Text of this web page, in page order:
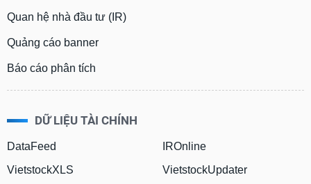
Quan hệ nhà đầu tư (IR)
Quảng cáo banner
Báo cáo phân tích
DỮ LIỆU TÀI CHÍNH
DataFeed
VietstockXLS
IROnline
VietstockUpdater